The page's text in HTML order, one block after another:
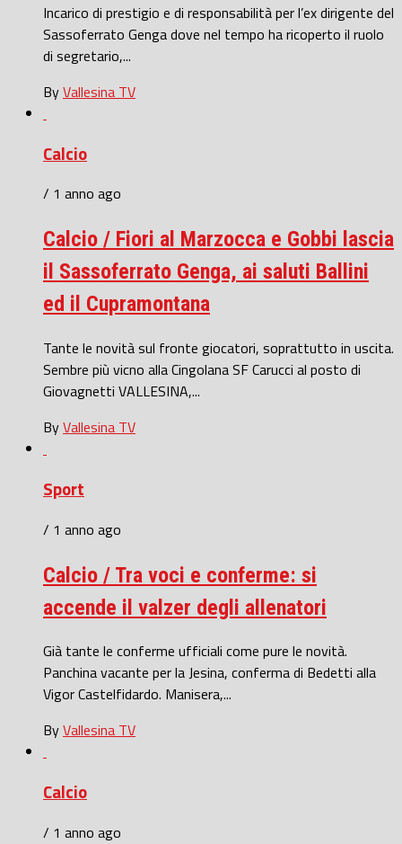
Incarico di prestigio e di responsabilità per l’ex dirigente del
Sassoferrato Genga dove nel tempo ha ricoperto il ruolo
di segretario,...
ByVallesina TV
Calcio
/ 1 anno ago
Calcio / Fiori al Marzocca e Gobbi lascia
il Sassoferrato Genga, ai saluti Ballini
ed il Cupramontana
Tante le novità sul fronte giocatori, soprattutto in uscita.
Sembre più vicno alla Cingolana SF Carucci al posto di
Giovagnetti VALLESINA,...
ByVallesina TV
Sport
/ 1 anno ago
Calcio / Tra voci e conferme: si
accende il valzer degli allenatori
Già tante le conferme ufficiali come pure le novità.
Panchina vacante per la Jesina, conferma di Bedetti alla
Vigor Castelfidardo. Manisera,...
ByVallesina TV
Calcio
/ 1 anno ago